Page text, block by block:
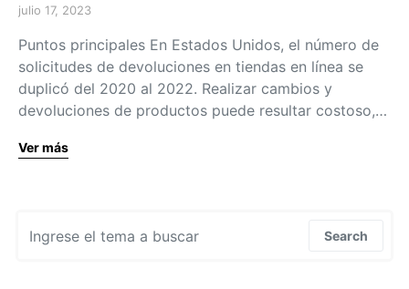
julio 17, 2023
Puntos principales En Estados Unidos, el número de
solicitudes de devoluciones en tiendas en línea se
duplicó del 2020 al 2022. Realizar cambios y
devoluciones de productos puede resultar costoso,…
Ver más
Search